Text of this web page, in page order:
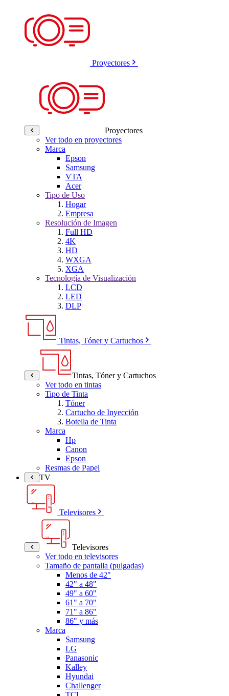
Proyectores
Proyectores
Ver todo en proyectores
Marca
Epson
Samsung
VTA
Acer
Tipo de Uso
Hogar
Empresa
Resolución de Imagen
Full HD
4K
HD
WXGA
XGA
Tecnología de Visualización
LCD
LED
DLP
Tintas, Tóner y Cartuchos
Tintas, Tóner y Cartuchos
Ver todo en tintas
Tipo de Tinta
Tóner
Cartucho de Inyección
Botella de Tinta
Marca
Hp
Canon
Epson
Resmas de Papel
TV
Televisores
Televisores
Ver todo en televisores
Tamaño de pantalla (pulgadas)
Menos de 42"
42" a 48"
49" a 60"
61" a 70"
71" a 86"
86" y más
Marca
Samsung
LG
Panasonic
Kalley
Hyundai
Challenger